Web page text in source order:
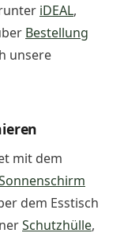
iDEAL,
Bestellung
unsere
mit dem
dem Esstisch
Schutzhülle,